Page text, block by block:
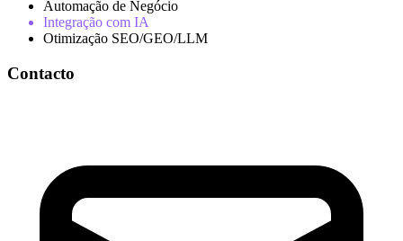
Automação de Negócio
Integração com IA
Otimização SEO/GEO/LLM
Contacto